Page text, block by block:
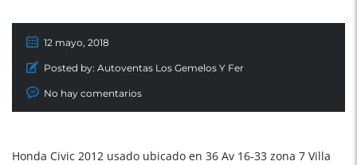
12 mayo, 2018
Posted by: Autoventas Los Gemelos Y Fer
No hay comentarios
Honda Civic 2012 usado ubicado en 36 Av 16-33 zona 7 Villa